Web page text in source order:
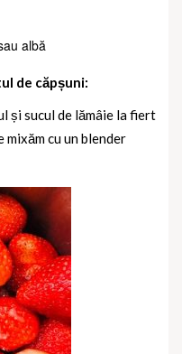
albă
de căpșuni:
și sucul de lămâie la fiert
mixăm cu un blender